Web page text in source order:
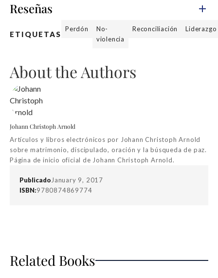
Reseñas
ETIQUETAS
Perdón
No-
violencia
Reconciliación Liderazgo
About the Authors
Johann Christoph Arnold
Artículos y libros electrónicos por Johann Christoph Arnold
sobre matrimonio, discipulado, oración y la búsqueda de paz.
Página de inicio oficial de Johann Christoph Arnold.
PublicadoJanuary 9, 2017
ISBN:9780874869774
Related Books